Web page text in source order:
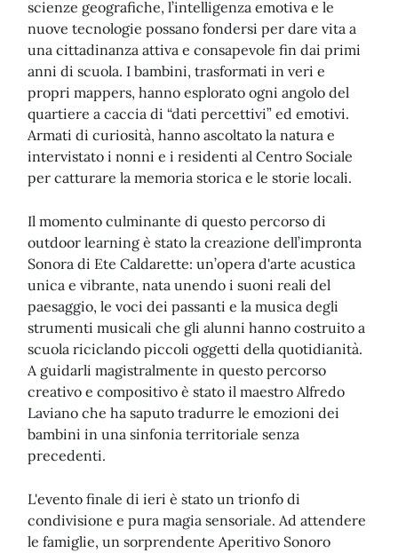
scienze geografiche, l’intelligenza emotiva e le
nuove tecnologie possano fondersi per dare vita a
una cittadinanza attiva e consapevole fin dai primi
anni di scuola. I bambini, trasformati in veri e
propri mappers, hanno esplorato ogni angolo del
quartiere a caccia di “dati percettivi” ed emotivi.
Armati di curiosità, hanno ascoltato la natura e
intervistato i nonni e i residenti al Centro Sociale
per catturare la memoria storica e le storie locali.
Il momento culminante di questo percorso di
outdoor learning è stato la creazione dell’impronta
Sonora di Ete Caldarette: un’opera d'arte acustica
unica e vibrante, nata unendo i suoni reali del
paesaggio, le voci dei passanti e la musica degli
strumenti musicali che gli alunni hanno costruito a
scuola riciclando piccoli oggetti della quotidianità.
A guidarli magistralmente in questo percorso
creativo e compositivo è stato il maestro Alfredo
Laviano che ha saputo tradurre le emozioni dei
bambini in una sinfonia territoriale senza
precedenti.
L'evento finale di ieri è stato un trionfo di
condivisione e pura magia sensoriale. Ad attendere
le famiglie, un sorprendente Aperitivo Sonoro